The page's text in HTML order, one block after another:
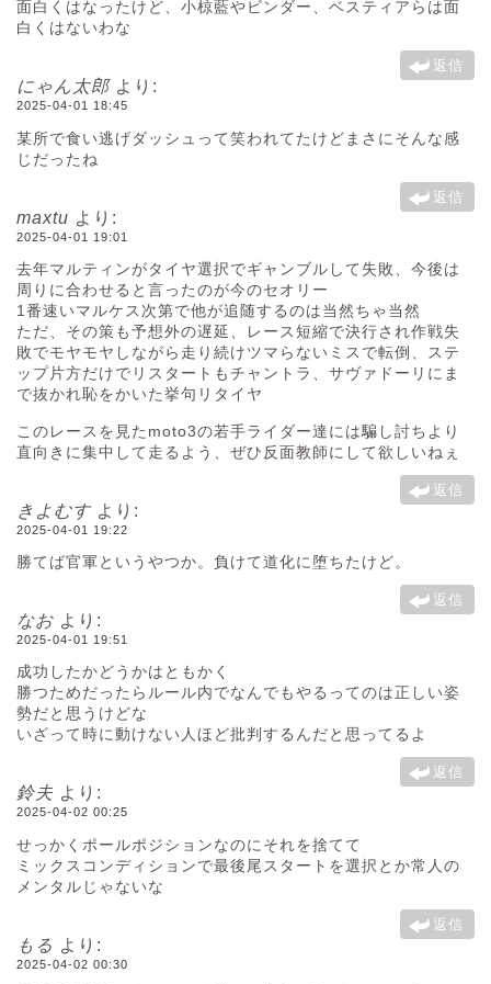
面白くはなったけど、小椋藍やビンダー、ベスティアらは面
白くはないわな
返信
にゃん太郎 より:
2025-04-01 18:45
某所で食い逃げダッシュって笑われてたけどまさにそんな感
じだったね
返信
maxtu より:
2025-04-01 19:01
去年マルティンがタイヤ選択でギャンブルして失敗、今後は
周りに合わせると言ったのが今のセオリー
1番速いマルケス次第で他が追随するのは当然ちゃ当然
ただ、その策も予想外の遅延、レース短縮で決行され作戦失
敗でモヤモヤしながら走り続けツマらないミスで転倒、ステ
ップ片方だけでリスタートもチャントラ、サヴァドーリにま
で抜かれ恥をかいた挙句リタイヤ
このレースを見たmoto3の若手ライダー達には騙し討ちより
直向きに集中して走るよう、ぜひ反面教師にして欲しいねぇ
返信
きよむす より:
2025-04-01 19:22
勝てば官軍というやつか。負けて道化に堕ちたけど。
返信
なお より:
2025-04-01 19:51
成功したかどうかはともかく
勝つためだったらルール内でなんでもやるってのは正しい姿
勢だと思うけどな
いざって時に動けない人ほど批判するんだと思ってるよ
返信
鈴夫 より:
2025-04-02 00:25
せっかくポールポジションなのにそれを捨てて
ミックスコンディションで最後尾スタートを選択とか常人の
メンタルじゃないな
返信
もる より:
2025-04-02 00:30